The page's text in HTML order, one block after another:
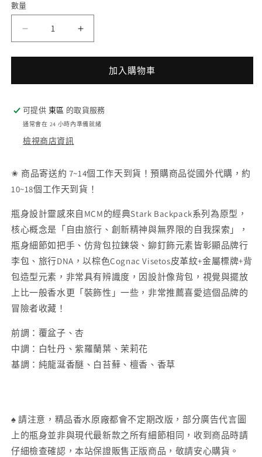
數量
淡
香
精
Eau
De
數
量
減
少
MCM
淡
香
Eau
De
數
量
增
加
加入購物車
可提供 東區 的取貨服務
通常會在 24 小時內準備就緒
檢視商店資訊
✬ 商品寄送約 7~14個工作天到貨！預購商品從國外代購，約
10~18個工作天到貨！
瓶身設計靈感來自MCM的經典Stark Backpack系列為原型，
核心概念是「自由旅行、創新精神與無界限的自我探索」，
瓶身細節如把手、仿背包拉鍊袋、鉚釘飾元素皆彰顯品牌行
李包、旅行DNA，以棕色Cognac Visetos皮革紋+金屬標牌+背
包造型元素，非常具有辨識度，因設計像背包，視覺與擺放
上比一般香水更「裝飾性」一些，非常推薦喜愛這個品牌的
冒險者收藏！
前調：覆盆子、杏
中調：白牡丹、紫羅蘭葉、茉莉花
基調：純龍涎香醚、白苔蘚、檀香、香草
♠ 請注意，精品香水原廠都會不定期改版，部分廣告代言圖
上的瓶身並非與現代最新款之所有細節相同，收到商品時請
仔細檢查確認，本站保證販售正版商品，敬請安心購貨。